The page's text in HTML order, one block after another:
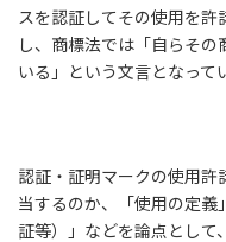
スを認証してその使用を
し、商標法では「自らそ
いる」という文言となって
認証・証明マークの使用
当するのか、「使用の定義
証等）」などを論点として